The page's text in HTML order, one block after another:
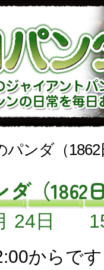
パンダ（1862
（1862
24日
からで